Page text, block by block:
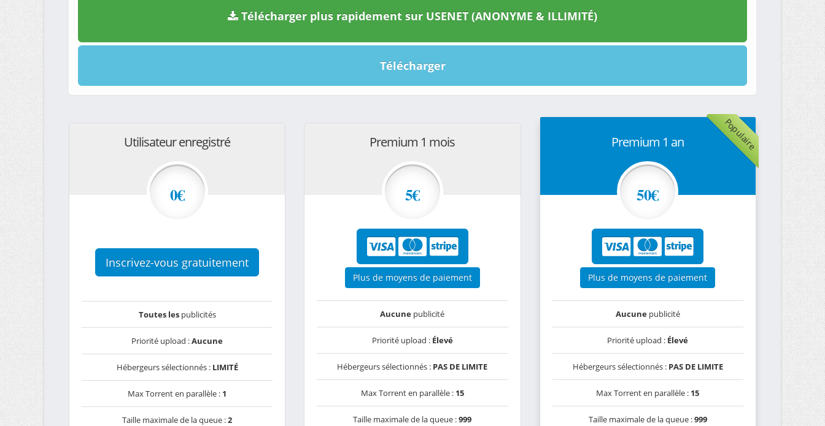
Télécharger plus rapidement sur USENET (ANONYME & ILLIMITÉ)
Télécharger
Utilisateur enregistré
0€
Inscrivez-vous gratuitement
Toutes lespublicités
Priorité upload :Aucune
Hébergeurs sélectionnés : LIMITÉ
Max Torrent en parallèle : 1
Taille maximale de la queue :2
Premium 1 mois
5€
Plus de moyens de paiement
Aucune publicité
Priorité upload : Élevé
Hébergeurs sélectionnés : PAS DE LIMITE
Max Torrent en parallèle : 15
Taille maximale de la queue :999
Populaire
Premium 1 an
50€
Plus de moyens de paiement
Aucunepublicité
Priorité upload : Élevé
Hébergeurs sélectionnés : PAS DE LIMITE
Max Torrent en parallèle : 15
Taille maximale de la queue :999